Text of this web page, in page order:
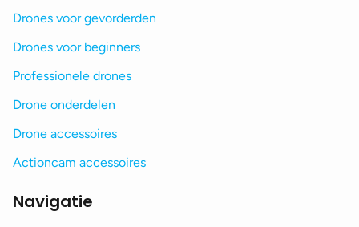
Drones voor gevorderden
Drones voor beginners
Professionele drones
Drone onderdelen
Drone accessoires
Actioncam accessoires
Navigatie